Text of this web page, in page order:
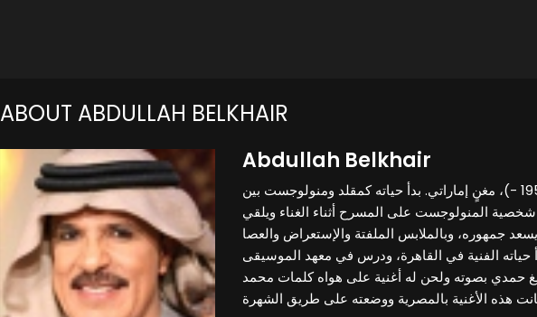
ABOUT ABDULLAH BELKHAIR
Abdullah Belkhair
عبد الله بالخير (5 مايو 1950 -)، مغنٍ إماراتي. بدأ حياته كمقلد ومنولوجست بين
المنولوجست على المسرح أثناء الغناء ويلقي
جمهوره، وبالملابس الملفتة والإستعراض والعصا
حياته الفنية في القاهرة، ودرس في معهد الموسيقى
حمدي بصوته ولحن له أغنية على هواه كلمات محمد